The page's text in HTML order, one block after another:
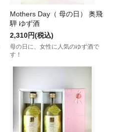
Mothers Day（ 母の日） 奥飛
騨 ゆず酒
2,310円(税込)
母の日に、女性に人気のゆず酒で
す！